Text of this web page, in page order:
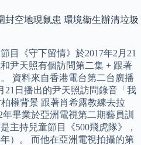
封空地現鼠患 環境衞生辦清垃圾
目《守下留情》於2017年2月21
尹天照有個訪問第二集 + 跟著
資料來自香港電台第二台廣播
21日播出的尹天照訪問錄音「我
權背景 跟著肖希露教練去拉
畢業於亞洲電視第二期藝員訓
主持兒童節目《500飛虎隊》，
）。 而他在亞洲電視拍攝的第